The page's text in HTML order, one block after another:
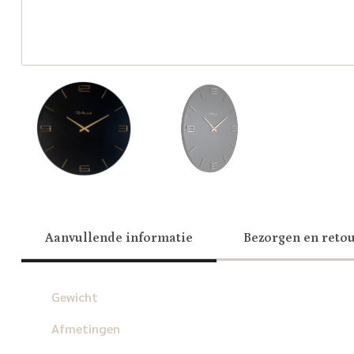
Aanvullende informatie Bezorgen en
Gewicht
Afmetingen